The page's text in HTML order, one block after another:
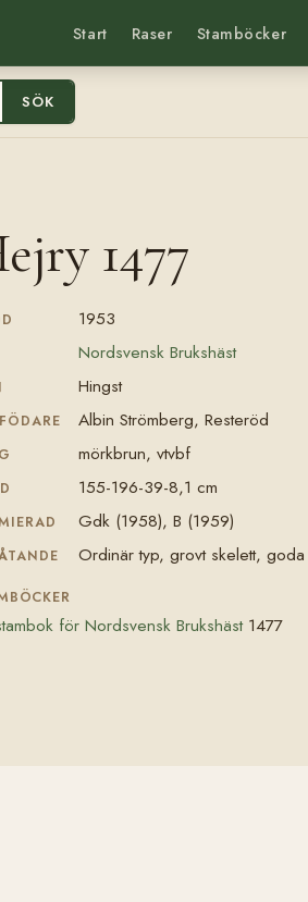
Start Raser Stamböcker
SÖK
1477
1953
Nordsvensk Brukshäst
Hingst
Albin Strömberg, Resteröd
mörkbrun, vtvbf
155-196-39-8,1 cm
Gdk (1958), B (1959)
Ordinär typ, grovt skelett,
för Nordsvensk Brukshäst1477